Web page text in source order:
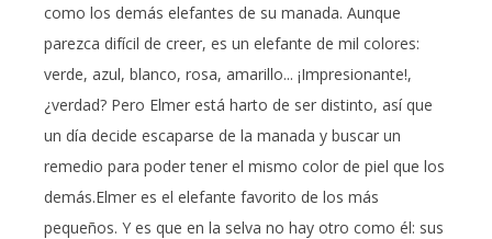
como los demás elefantes de su manada. Aunque
parezca difícil de creer, es un elefante de mil colores:
verde, azul, blanco, rosa, amarillo... ¡Impresionante!,
¿verdad? Pero Elmer está harto de ser distinto, así que
un día decide escaparse de la manada y buscar un
remedio para poder tener el mismo color de piel que los
demás.Elmer es el elefante favorito de los más
pequeños. Y es que en la selva no hay otro como él: sus